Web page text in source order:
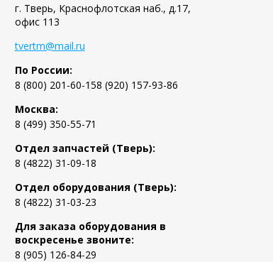
г. Тверь, Краснофлотская наб., д.17,
офис 113
tvertm@mail.ru
По России:
8 (800) 201-60-158 (920) 157-93-86
Москва:
8 (499) 350-55-71
Отдел запчастей (Тверь):
8 (4822) 31-09-18
Отдел оборудования (Тверь):
8 (4822) 31-03-23
Для заказа оборудования в
воскресенье звоните:
8 (905) 126-84-29